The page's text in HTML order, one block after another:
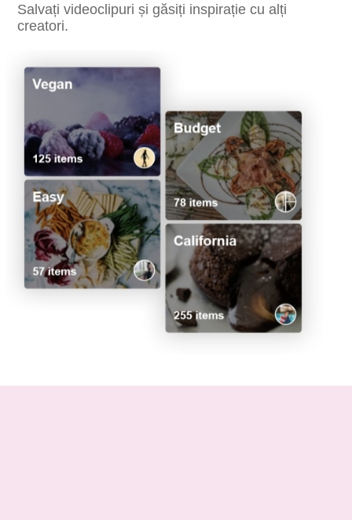
Salvați videoclipuri și găsiți inspirație cu alți
creatori.